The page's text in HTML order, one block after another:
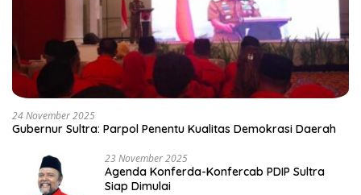
24 November 2025
Gubernur Sultra: Parpol Penentu Kualitas Demokrasi Daerah
23 November 2025
Agenda Konferda-Konfercab PDIP Sultra
Siap Dimulai